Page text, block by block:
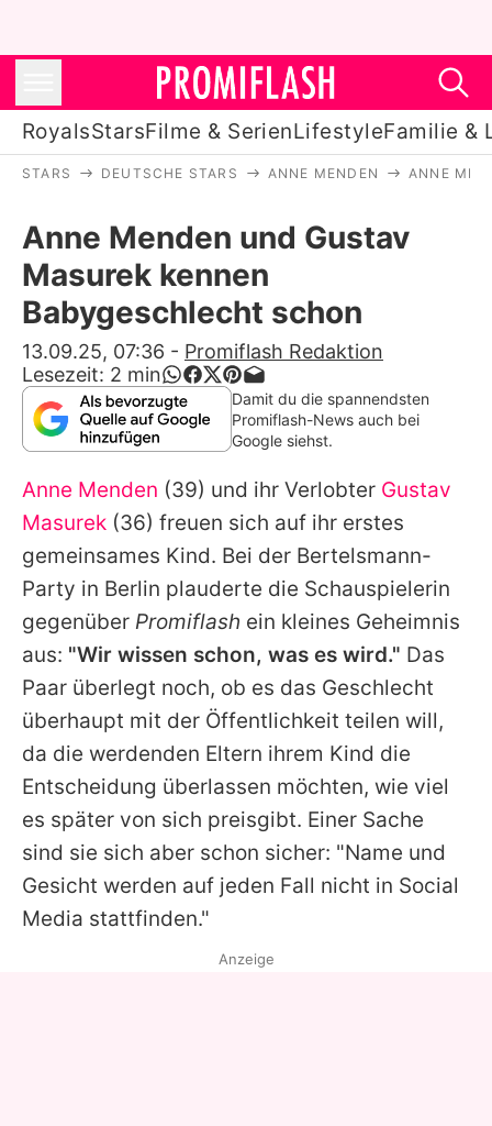
RoyalsStarsFilme & SerienLifestyleFamilie &
Stars
Filme & Serien
Lifestyle
Familie & Liebe
Promiflash Exklusiv
Alle Themen auf Promiflash
Jobs
App runterladen
Team
Redaktionelle Richtlinien
Impressum
Datenschutzerklärung
Nutzungsbedingungen
Utiq verwalten
STARS DEUTSCHE STARS ANNE MENDEN ANNE
Anne Menden und Gustav
Masurek kennen
Babygeschlecht schon
13.09.25, 07:36 - Promiflash Redaktion
Lesezeit: 2 min
Damit du die spannendsten
Promiflash-News auch bei
Google siehst.
Anne Menden (39) und ihr Verlobter Gustav
Masurek (36) freuen sich auf ihr erstes
gemeinsames Kind. Bei der Bertelsmann-
Party in Berlin plauderte die Schauspielerin
gegenüber Promiflash ein kleines Geheimnis
aus: "Wir wissen schon, was es wird." Das
Paar überlegt noch, ob es das Geschlecht
überhaupt mit der Öffentlichkeit teilen will,
da die werdenden Eltern ihrem Kind die
Entscheidung überlassen möchten, wie viel
es später von sich preisgibt. Einer Sache
sind sie sich aber schon sicher: "Name und
Gesicht werden auf jeden Fall nicht in Social
Media stattfinden."
Anzeige